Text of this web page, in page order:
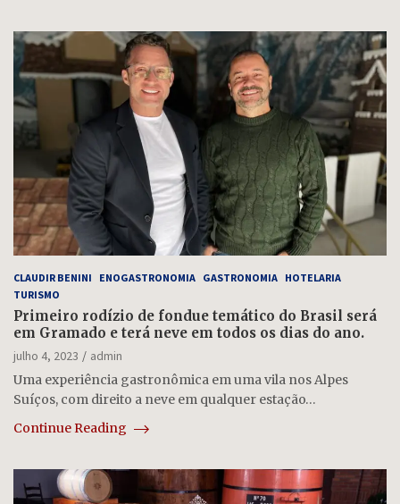
CLAUDIR BENINI ENOGASTRONOMIA GASTRONOMIA HOTELARIA
TURISMO
Primeiro rodízio de fondue temático do Brasil será
em Gramado e terá neve em todos os dias do ano.
julho 4, 2023
admin
Uma experiência gastronômica em uma vila nos Alpes
Suíços, com direito a neve em qualquer estação…
Continue Reading